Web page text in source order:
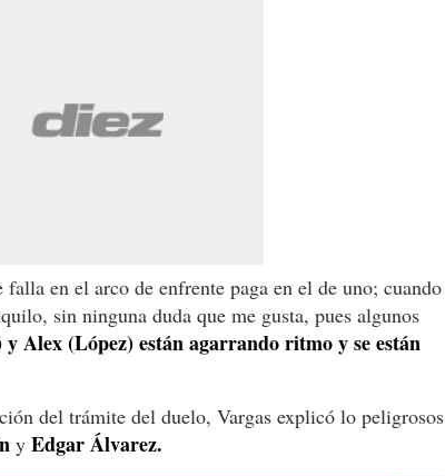
en el arco de enfrente paga en el de uno; cuando
sin ninguna duda que me gusta, pues algunos
Alex (López) están agarrando ritmo y se están
del trámite del duelo, Vargas explicó lo peligrosos
y Edgar Álvarez.